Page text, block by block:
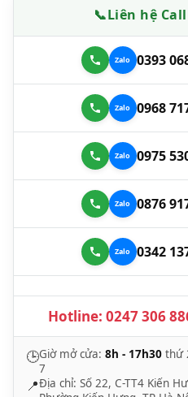
📞Liên hệ
0393
0968
0975
0876
0342
Hotline: 0247 306
🕒Giờ mở cửa: 8h - 17h30 thứ
7
📍Địa chỉ: Số 22, C-TT4 Kiến